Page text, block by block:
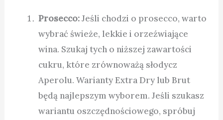
Prosecco:Jeśli chodzi o prosecco, warto
wybrać świeże, lekkie i orzeźwiające
wina. Szukaj tych o niższej zawartości
cukru, które zrównoważą słodycz
Aperolu. Warianty Extra Dry lub Brut
będą najlepszym wyborem. Jeśli szukasz
wariantu oszczędnościowego, spróbuj